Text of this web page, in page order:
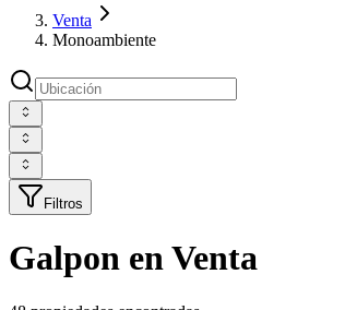
Venta
Monoambiente
Filtros
Galpon en Venta